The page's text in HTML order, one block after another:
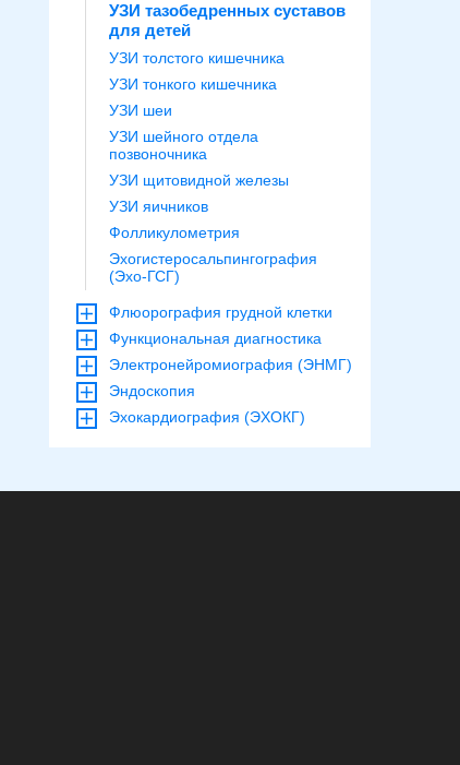
УЗИ тазобедренных суставов
для детей
УЗИ толстого кишечника
УЗИ тонкого кишечника
УЗИ шеи
УЗИ шейного отдела
позвоночника
УЗИ щитовидной железы
УЗИ яичников
Фолликулометрия
Эхогистеросальпингография
(Эхо-ГСГ)
Флюорография грудной клетки
Функциональная диагностика
Электронейромиография (ЭНМГ)
Эндоскопия
Эхокардиография (ЭХОКГ)